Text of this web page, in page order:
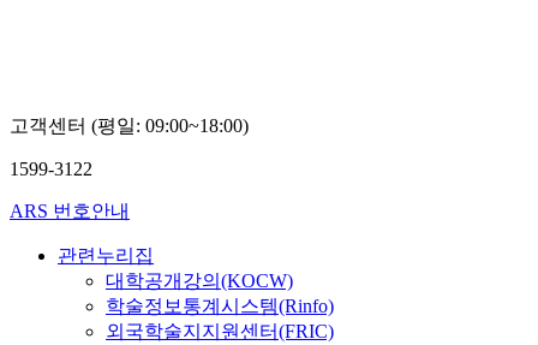
고객센터 (평일: 09:00~18:00)
1599-3122
ARS 번호안내
관련누리집
대학공개강의(KOCW)
학술정보통계시스템(Rinfo)
외국학술지지원센터(FRIC)